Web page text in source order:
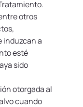
otros
induzcan a
esté
sido
otorgada al
cuando